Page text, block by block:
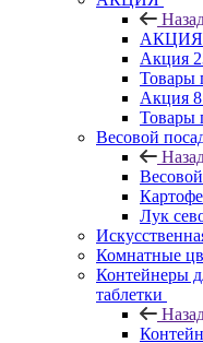
АКЦИЯ
Акция
Товары
Акция 8
Товары
Весовой
Лук
Комнатные
Контейнеры
таблетки